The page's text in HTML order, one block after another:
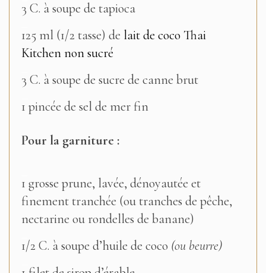
3 C. à soupe de tapioca
125 ml (1/2 tasse) de lait de coco Thai
Kitchen non sucré
3 C. à soupe de sucre de canne brut
1 pincée de sel de mer fin
Pour la garniture :
1 grosse prune, lavée, dénoyautée et
finement tranchée (ou tranches de pêche,
nectarine ou rondelles de banane)
1/2 C. à soupe d’huile de coco (ou beurre)